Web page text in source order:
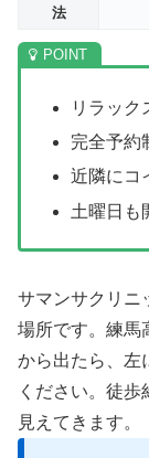
法
リラック
完全予約
近隣にコ
土曜日も
サマンサクリニ
場所です。練馬
から出たら、左
ください。徒
見えてきます。